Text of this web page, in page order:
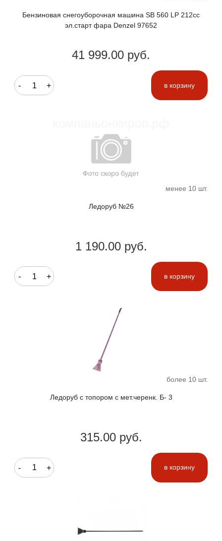
Бензиновая снегоуборочная машина SB 560 LP 212cc
эл.старт фара Denzel 97652
41 999.00 руб.
- + в корзину
менее 10 шт.
Ледоруб №26
1 190.00 руб.
- + в корзину
более 10 шт.
Ледоруб с топором с мет.черенк. Б- 3
315.00 руб.
- + в корзину